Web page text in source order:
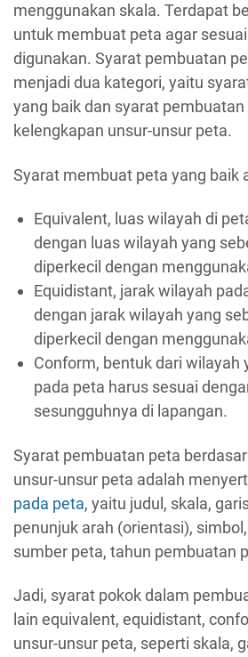
menggunakan skala. Terdapat
untuk membuat peta agar
digunakan. Syarat pembuatan
menjadi dua kategori, yaitu
yang baik dan syarat
kelengkapan unsur-unsur peta.
Syarat membuat peta yang baik
Equivalent, luas wilayah di
dengan luas wilayah yang
diperkecil dengan
Equidistant, jarak wilayah
dengan jarak wilayah yang
diperkecil dengan
Conform, bentuk dari wilayah
pada peta harus sesuai
sesungguhnya di lapangan.
Syarat pembuatan peta
unsur-unsur peta adalah
pada peta, yaitu judul, skala,
penunjuk arah (orientasi),
sumber peta, tahun pembuatan
Jadi, syarat pokok dalam
lain equivalent, equidistant,
unsur-unsur peta, seperti skala,